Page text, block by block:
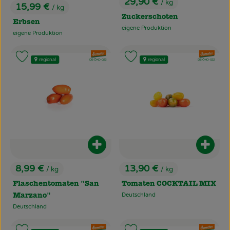
, Preis:
15,99 € / kg
Erbsen
, Herkunft:
eigene Produktion
, Preis:
/ kg
Zuckerschoten
, Herkunft:
eigene Produktion
, Preis:
8,99 € / kg
Flaschentomaten "San
Marzano"
, Herkunft:
Deutschland
Produkt zum Warenkorb
, Verband:
, Kontrollstelle:
DE-ÖKO-022
regional
Produkt zu Favouriten hinzufügen
, Preis:
13,90 € / kg
Tomaten COCKTAIL MIX
, Herkunft:
Deutschland
, Verband:
, Kontrollstelle:
DE-ÖKO-022
regional
Produkt zu Favouriten
, Verband: , Verband: